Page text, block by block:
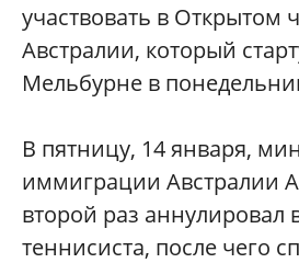
участвовать в Открытом
Австралии, который
Мельбурне в
В пятницу, 14 января,
иммиграции Австралии
второй раз аннулировал
теннисиста, после чего